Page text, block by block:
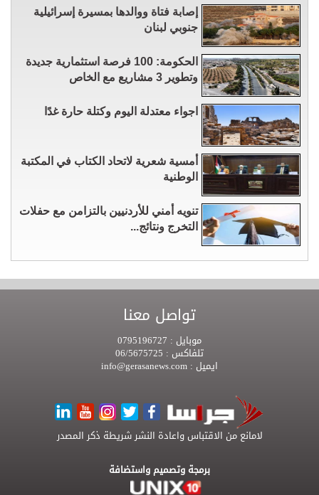
إصابة فتاة ووالدها بمسيرة إسرائيلية
جنوبي لبنان
الحكومة: 100 فرصة استثمارية جديدة
وتطوير 3 مشاريع مع الخاص
اجواء معتدلة اليوم وكتلة حارة غدًا
أمسية شعرية لاتحاد الكتاب في المكتبة
الوطنية
تنويه أمني للأردنيين بالتزامن مع حفلات
التخرج ونتائج...
تواصل معنا
موبايل :
تلفاكس :
ايميل :
لامانع من الاقتباس واعادة النشر شريطة ذكر المصدر
برمجة وتصميم واستضافة